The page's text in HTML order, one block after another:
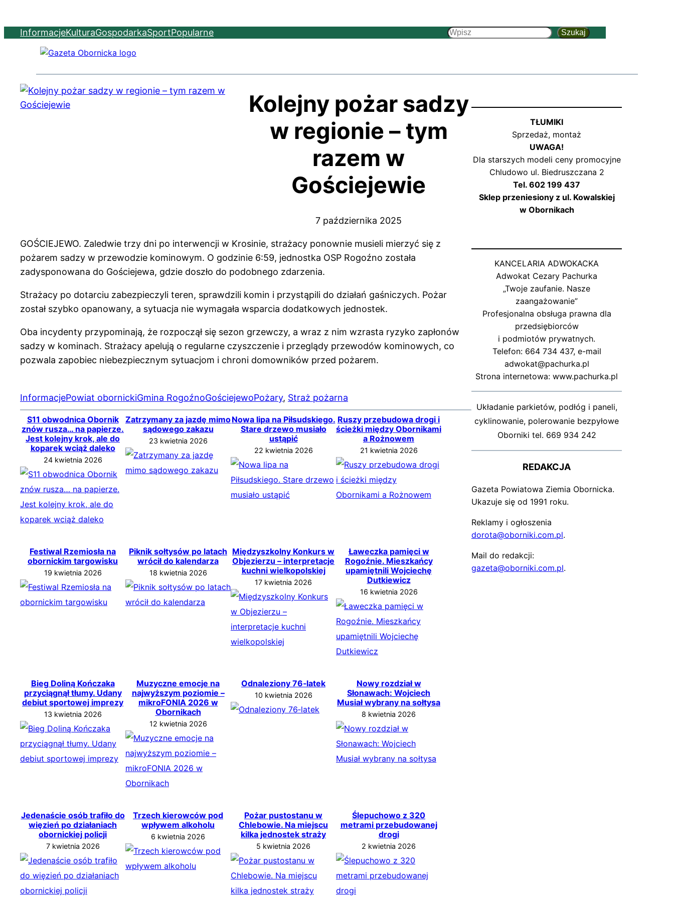
InformacjeKulturaGospodarkaSportPopularne
Szukaj
Szukaj
Kolejny pożar sadzy
w regionie – tym
razem w
Gościejewie
7 października 2025
GOŚCIEJEWO. Zaledwie trzy dni po interwencji w Krosinie, strażacy ponownie musieli mierzyć się z
pożarem sadzy w przewodzie kominowym. O godzinie 6:59, jednostka OSP Rogoźno została
zadysponowana do Gościejewa, gdzie doszło do podobnego zdarzenia.
Strażacy po dotarciu zabezpieczyli teren, sprawdzili komin i przystąpili do działań gaśniczych. Pożar
został szybko opanowany, a sytuacja nie wymagała wsparcia dodatkowych jednostek.
Oba incydenty przypominają, że rozpoczął się sezon grzewczy, a wraz z nim wzrasta ryzyko zapłonów
sadzy w kominach. Strażacy apelują o regularne czyszczenie i przeglądy przewodów kominowych, co
pozwala zapobiec niebezpiecznym sytuacjom i chroni domowników przed pożarem.
InformacjePowiat obornickiGmina RogoźnoGościejewoPożary, Straż pożarna
S11 obwodnica Obornik
znów rusza… na papierze.
Jest kolejny krok, ale do
koparek wciąż daleko
24 kwietnia 2026
Zatrzymany za jazdę mimo
sądowego zakazu
23 kwietnia 2026
Nowa lipa na Piłsudskiego.
Stare drzewo musiało
ustąpić
22 kwietnia 2026
Ruszy przebudowa drogi i
ścieżki między Obornikami
a Rożnowem
21 kwietnia 2026
Festiwal Rzemiosła na
obornickim targowisku
19 kwietnia 2026
Piknik sołtysów po latach
wrócił do kalendarza
18 kwietnia 2026
Międzyszkolny Konkurs w
Objezierzu – interpretacje
kuchni wielkopolskiej
17 kwietnia 2026
Ławeczka pamięci w
Rogoźnie. Mieszkańcy
upamiętnili Wojciechę
Dutkiewicz
16 kwietnia 2026
Bieg Doliną Kończaka
przyciągnął tłumy. Udany
debiut sportowej imprezy
13 kwietnia 2026
Muzyczne emocje na
najwyższym poziomie –
mikroFONIA 2026 w
Obornikach
12 kwietnia 2026
Odnaleziony 76‑latek
10 kwietnia 2026
Nowy rozdział w
Słonawach: Wojciech
Musiał wybrany na sołtysa
8 kwietnia 2026
Jedenaście osób trafiło do
więzień po działaniach
obornickiej policji
7 kwietnia 2026
Trzech kierowców pod
wpływem alkoholu
6 kwietnia 2026
Pożar pustostanu w
Chlebowie. Na miejscu
kilka jednostek straży
5 kwietnia 2026
Ślepuchowo z 320
metrami przebudowanej
drogi
2 kwietnia 2026
TŁUMIKI
Sprzedaż, montaż
UWAGA!
Dla starszych modeli ceny promocyjne
Chludowo ul. Biedruszczana 2
Tel. 602 199 437
Sklep przeniesiony z ul. Kowalskiej
w Obornikach
KANCELARIA ADWOKACKA
Adwokat Cezary Pachurka
„Twoje zaufanie. Nasze
zaangażowanie”
Profesjonalna obsługa prawna dla
przedsiębiorców
i podmiotów prywatnych.
Telefon: 664 734 437, e-mail
adwokat@pachurka.pl
Strona internetowa: www.pachurka.pl
Układanie parkietów, podłóg i paneli,
cyklinowanie, polerowanie bezpyłowe
Oborniki tel. 669 934 242
REDAKCJA
Gazeta Powiatowa Ziemia Obornicka.
Ukazuje się od 1991 roku.
Reklamy i ogłoszenia
dorota@oborniki.com.pl.
Mail do redakcji:
gazeta@oborniki.com.pl.